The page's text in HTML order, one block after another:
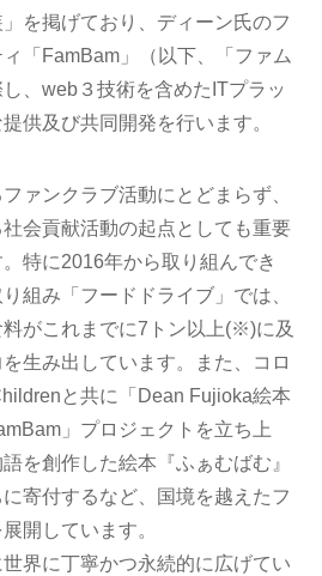
を掲げており、ディーン氏のフ
「FamBam」（以下、「ファム
、web３技術を含めたITプラッ
供及び共同開発を行います。
ァンクラブ活動にとどまらず、
会貢献活動の起点としても重要
特に2016年から取り組んでき
組み「フードドライブ」では、
がこれまでに7トン以上(※)に及
生み出しています。また、コロ
と共に「Dean Fujioka絵本
」プロジェクトを立ち上
を創作した絵本『ふぁむばむ』
寄付するなど、国境を越えたフ
開しています。
界に丁寧かつ永続的に広げてい